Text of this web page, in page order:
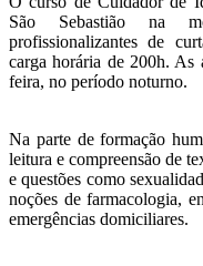
São Sebastião na
profissionalizantes de
carga horária de 200h. As
feira, no período noturno.
Na parte de formação
leitura e compreensão de
e questões como
noções de farmacologia,
emergências domiciliares.